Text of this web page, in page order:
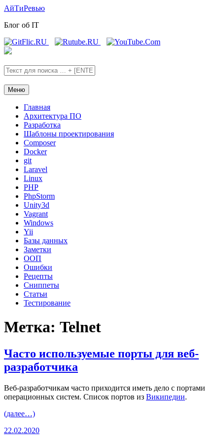
Skip
the
Skip
the
menu
АйТиРевью
Блог об IT
Меню
Главная
Архитектура ПО
Разработка
Шаблоны проектирования
Composer
Docker
git
Laravel
Linux
PHP
PhpStorm
Unity3d
Vagrant
Windows
Yii
Базы данных
Заметки
ООП
Ошибки
Рецепты
Сниппеты
Статьи
Тестирование
Метка: Telnet
Часто используемые порты для веб-
разработчика
Веб-разработчикам часто приходится иметь дело с портами
операционных систем. Список портов из Википедии.
(далее…)
22.02.2020